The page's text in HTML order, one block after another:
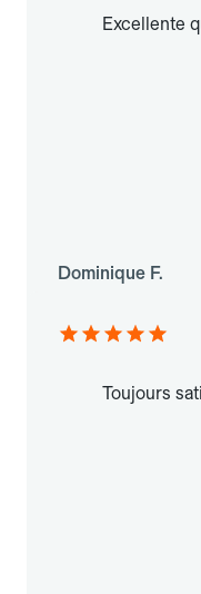
Excellente
Dominique F.
Toujours